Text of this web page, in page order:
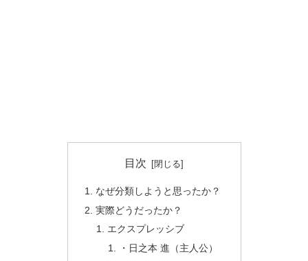
目次
なぜ分類しようと思ったか？
実際どうだったか？
エクスプレッシブ
・日之本 進（主人公）